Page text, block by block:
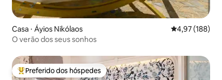
Casa ⋅ Áyios Nikólaos 4,97 de uma
4,97 (188)
O verão dos seus sonhos
Entre os melhores preferidos dos hóspedes
Preferido dos hóspedes